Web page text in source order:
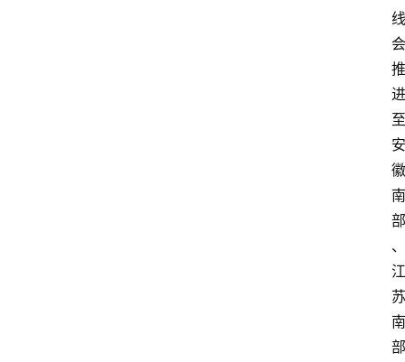
线
会
推
进
至
安
徽
南
部
、
江
苏
南
部